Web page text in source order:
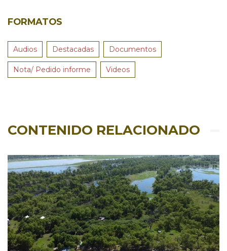
FORMATOS
Audios Destacadas Documentos
Nota/ Pedido informe Videos
CONTENIDO RELACIONADO